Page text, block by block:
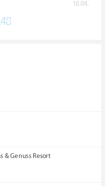
10.04.
48
& Genuss Resort